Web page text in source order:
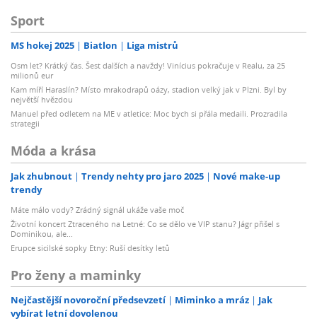
Sport
MS hokej 2025 Biatlon Liga mistrů
Osm let? Krátký čas. Šest dalších a navždy! Vinícius pokračuje v Realu, za 25
milionů eur
Kam míří Haraslín? Místo mrakodrapů oázy, stadion velký jak v Plzni. Byl by
největší hvězdou
Manuel před odletem na ME v atletice: Moc bych si přála medaili. Prozradila
strategii
Móda a krása
Jak zhubnout Trendy nehty pro jaro 2025
Nové make-up
trendy
Máte málo vody? Zrádný signál ukáže vaše moč
Životní koncert Ztraceného na Letné: Co se dělo ve VIP stanu? Jágr přišel s
Dominikou, ale...
Erupce sicilské sopky Etny: Ruší desítky letů
Pro ženy a maminky
Nejčastější novoroční předsevzetí Miminko a mráz
Jak
vybírat letní dovolenou